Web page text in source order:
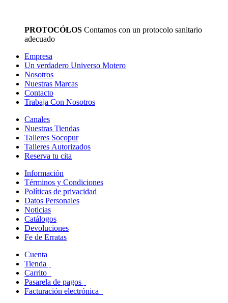
PROTOCÓLOS Contamos con un protocolo sanitario
adecuado
Empresa
Un verdadero Universo Motero
Nosotros
Nuestras Marcas
Contacto
Trabaja Con Nosotros
Canales
Nuestras Tiendas
Talleres Socopur
Talleres Autorizados
Reserva tu cita
Información
Términos y Condiciones
Políticas de privacidad
Datos Personales
Noticias
Catálogos
Devoluciones
Fe de Erratas
Cuenta
Tienda
Carrito
Pasarela de pagos
Facturación electrónica